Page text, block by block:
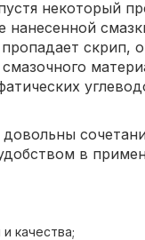
некоторый
нанесенной
скрип,
в
качества;